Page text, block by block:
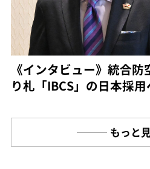
《インタビュー》統合
り札「IBCS」の日本採
もっと